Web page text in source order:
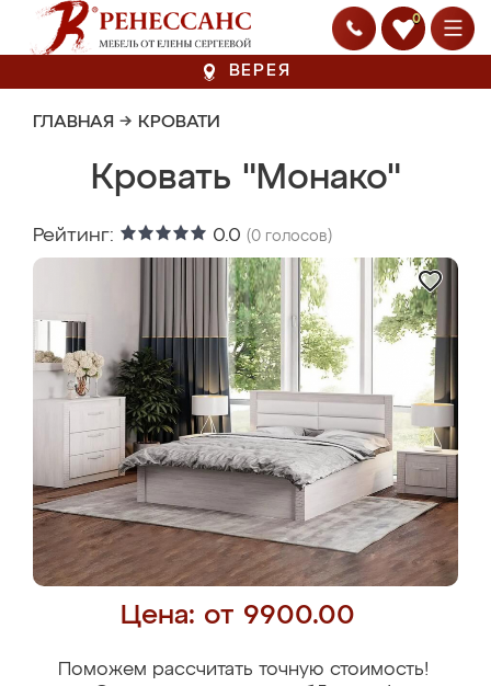
0
ВЕРЕЯ
ГЛАВНАЯ → КРОВАТИ
Кровать "Монако"
Рейтинг: 0.0 (0 голосов)
Цена: от 9900.00
Поможем рассчитать точную стоимость!